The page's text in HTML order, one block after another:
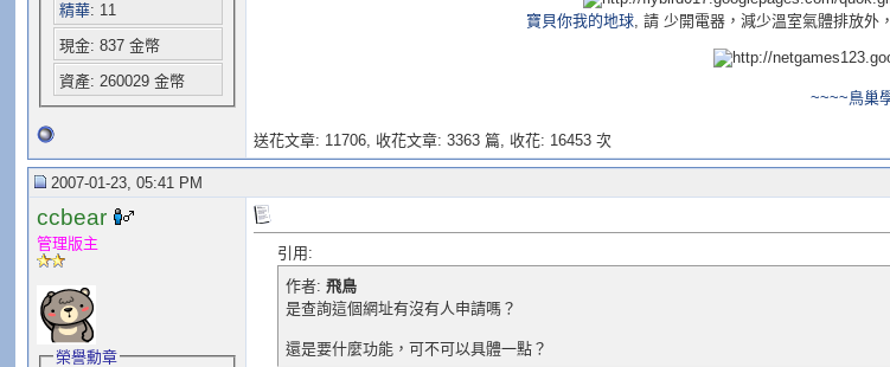
精華: 11
現金: 837 金幣
資產: 260029 金幣
寶貝你我的地球, 請 少開電器，減少溫室氣體排放外
~~~~鳥巢
送花文章: 11706, 收花文章: 3363 篇, 收花: 16453 次
2007-01-23, 05:41 PM
ccbear
管理版主
榮譽勳章
引用:
作者:飛鳥
是查詢這個網址有沒有人申請嗎？
還是要什麼功能，可不可以具體一點？